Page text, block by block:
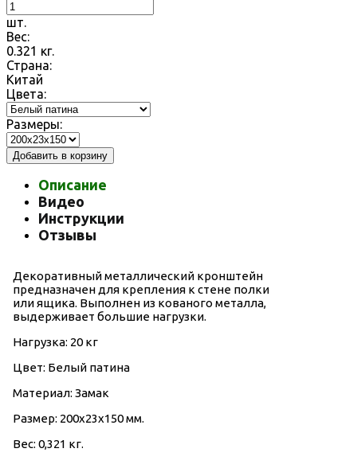
шт.
Вес:
0.321 кг.
Страна:
Китай
Цвета:
Размеры:
Добавить в корзину
Описание
Видео
Инструкции
Отзывы
Декоративный металлический кронштейн
предназначен для крепления к стене полки
или ящика. Выполнен из кованого металла,
выдерживает большие нагрузки.
Нагрузка: 20 кг
Цвет: Белый патина
Материал: Замак
Размер: 200х23х150 мм.
Вес: 0,321 кг.